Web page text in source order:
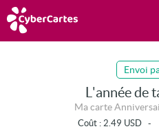
Toutes les cartes
Envoi
L'année de
Ma carte
Coût : 2.49 USD-